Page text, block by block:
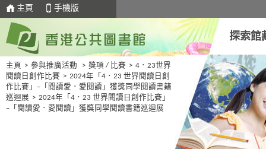
主頁 手機版
探索館
主頁 > 參與推廣活動 > 獎項 / 比賽 > 4．23世界
閱讀日創作比賽 > 2024年「4．23 世界閱讀日創
作比賽」–「閱讀愛．愛閱讀」獲獎同學閱讀書籍
巡迴展 > 2024年「4．23 世界閱讀日創作比賽」
–「閱讀愛．愛閱讀」獲獎同學閱讀書籍巡迴展